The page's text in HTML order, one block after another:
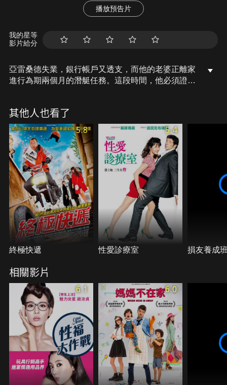
播放預告片
我的星等
影片給分
亞雷桑德失業，銀行帳戶又透支，而他的老婆正離家
進行為期兩個月的潛艇任務。這段時間，他必須證明
公司「沒小孩」原則轟炸的世界。然而，在亞雷桑德
的同事西芙琳沒完沒了的電話會議下，守住他的秘密
絕非易事…
其他人也看了
5.8
終極快遞
5.4
性愛診療室 損友養成
相關影片
6.1 6.0